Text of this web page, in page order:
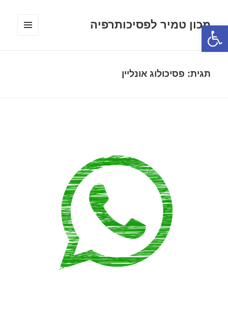
פתח סרגל נגישות
מכון טמיר לפסיכותרפיה
תגית: פסיכולוג אונליין